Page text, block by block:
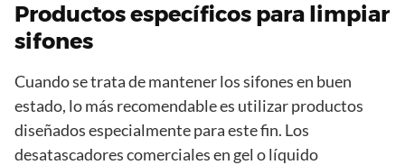
Productos específicos para limpiar
sifones
Cuando se trata de mantener los sifones en buen
estado, lo más recomendable es utilizar productos
diseñados especialmente para este fin. Los
desatascadores comerciales en gel o líquido